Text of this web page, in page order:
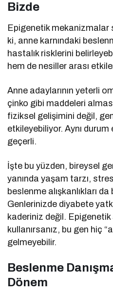
Bizde
Epigenetik mekanizmalar
ki, anne karnındaki
hastalık risklerini
hem de nesiller arası
Anne adaylarının yeterli
çinko gibi maddeleri
fiziksel gelişimini değil,
etkileyebiliyor. Aynı
geçerli.
İşte bu yüzden, bireysel
yanında yaşam tarzı,
beslenme alışkanlıkları
Genlerinizde diyabete
kaderiniz değil. Epigenetik
kullanırsanız, bu gen hiç
gelmeyebilir.
Beslenme
Dönem